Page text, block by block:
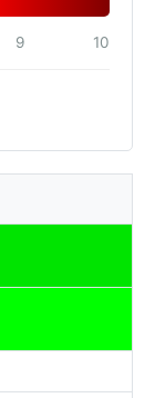
9 10